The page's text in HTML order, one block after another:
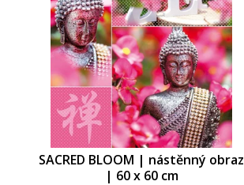
SACRED BLOOM | nástěnný obraz
| 60 x 60 cm